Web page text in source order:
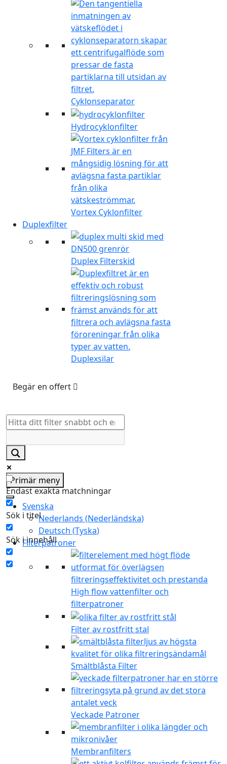
Cyklonseparator
Hydrocyklonfilter
Vortex Cyklonfilter
Duplexfilter
Duplex Filterskid
Duplexsilar
Begär en offert
Endast exakta matchningar
Sök i titel
Sök i innehåll
Primär meny
Svenska
Nederlands (Nederländska)
Deutsch (Tyska)
Filterpatroner
High flow vattenfilter och
filterpatroner
Filter av rostfritt stal
Smältblåsta Filter
Veckade Patroner
Membranfilters